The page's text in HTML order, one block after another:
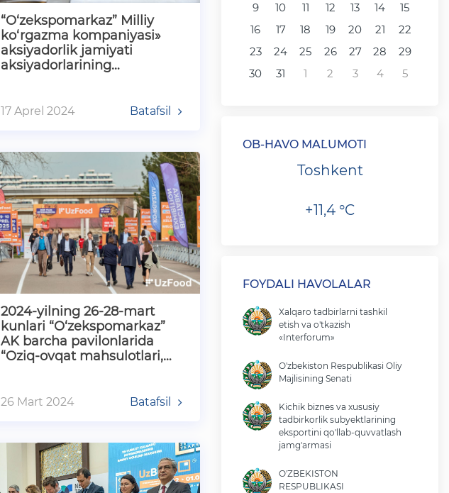
“O‘zekspomarkaz” Milliy
ko‘rgazma kompaniyasi»
aksiyadorlik jamiyati
aksiyadorlarining
17 Aprel 2024 Batafsil
2024-yilning 26-28-mart
kunlari “O‘zekspomarkaz”
AK barcha pavilonlarida
“Oziq-ovqat mahsulotlari,
26 Mart 2024 Batafsil
9
10 11 12 13 14
15
16
17 18 19 20 21
22
23
24 25 26 27 28
29
30
31 1 2 3 4 5
OB-HAVO MA`LUMOTI
Toshkent
+11,4 °C
FOYDALI HAVOLALAR
Xalqaro tadbirlarni tashkil
etish va o'tkazish
«Interforum»
O'zbekiston Respublikasi Oliy
Majlisining Senati
Kichik biznes va xususiy
tadbirkorlik subyektlarining
eksportini qo'llab-quvvatlash
jamg'armasi
O'ZBEKISTON
RESPUBLIKASI